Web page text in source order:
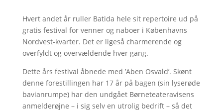
Hvert andet år ruller Batida hele sit repertoire ud på
gratis festival for venner og naboer i Københavns
Nordvest-kvarter. Det er ligeså charmerende og
overfyldt og overvældende hver gang.
Dette års festival åbnede med ’Aben Osvald’. Skønt
denne forestillingen har 17 år på bagen (sin lyserøde
bavianrumpe) har den undgået Børneteateravisens
anmelderøjne – i sig selv en utrolig bedrift – så det